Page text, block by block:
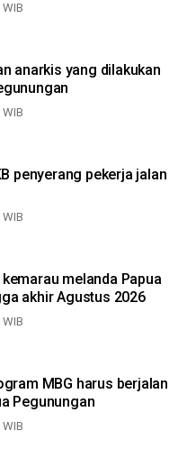
anarkis yang dilakukan
penyerang pekerja jalan
melanda Papua
akhir Agustus 2026
MBG harus berjalan
Pegunungan